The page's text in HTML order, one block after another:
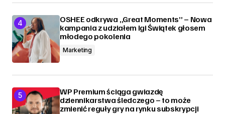
OSHEE odkrywa „Great Moments” – Nowa
kampania z udziałem Igi Świątek głosem
młodego pokolenia
Marketing
WP Premium ściąga gwiazdę
dziennikarstwa śledczego – to może
zmienić reguły gry na rynku subskrypcji